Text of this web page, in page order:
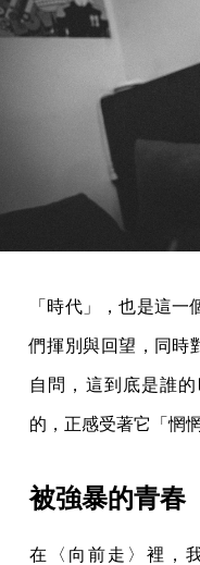
「時代」，也是這
們揮別與回望，同時
自問，這到底是誰
的，正感受著它「惘
被強暴的青春
在〈向前走〉裡，